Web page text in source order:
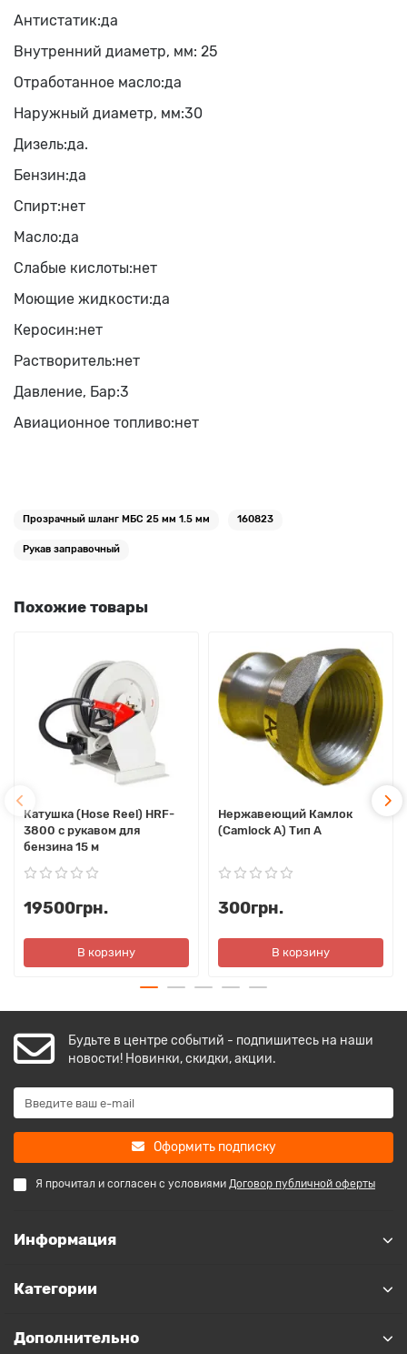
Антистатик:да
Внутренний диаметр, мм: 25
Отработанное масло:да
Наружный диаметр, мм:30
Дизель:да.
Бензин:да
Спирт:нет
Масло:да
Слабые кислоты:нет
Моющие жидкости:да
Керосин:нет
Растворитель:нет
Давление, Бар:3
Авиационное топливо:нет
Прозрачный шланг МБС 25 мм 1.5 мм 160823
Рукав заправочный
Похожие товары
Катушка (Hose Reel) HRF-
3800 с рукавом для
бензина 15 м
19500грн.
В корзину
Нержавеющий Камлок
(Camlock А) Тип A
300грн.
В корзину
Будьте в центре событий - подпишитесь на наши
новости! Новинки, скидки, акции.
Оформить подписку
Я прочитал и согласен с условиями Договор публичной оферты
Информация
Категории
Дополнительно